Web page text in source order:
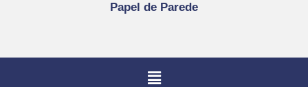
Papel de Parede